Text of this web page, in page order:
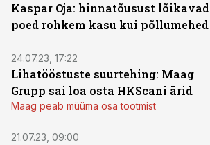
Kaspar Oja: hinnatõusust lõikavad
poed rohkem kasu kui põllumehed
24.07.23, 17:22
Lihatööstuste suurtehing: Maag
Grupp sai loa osta HKScani ärid
Maag peab müüma osa tootmist
21.07.23, 09:00